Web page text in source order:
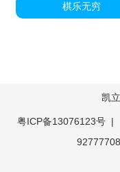
棋乐无穷
凯
粤ICP备13076123号|